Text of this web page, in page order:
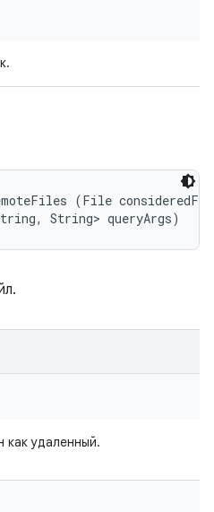
(File
String> queryArgs)
как удаленный.